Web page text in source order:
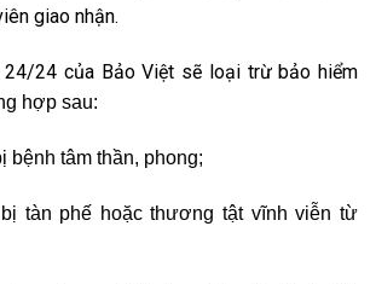
giao nhận.
24/24 của Bảo Việt sẽ loại trừ bảo hiểm
hợp sau:
tâm thần, phong;
tàn phế hoặc thương tật vĩnh viễn từ